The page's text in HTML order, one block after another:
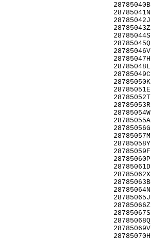
28785040B
28785041N
28785042J
28785043Z
28785044S
28785045Q
28785046V
28785047H
28785048L
28785049C
28785050K
28785051E
28785052T
28785053R
28785054W
28785055A
28785056G
28785057M
28785058Y
28785059F
28785060P
28785061D
28785062X
28785063B
28785064N
28785065J
28785066Z
28785067S
28785068Q
28785069V
28785070H